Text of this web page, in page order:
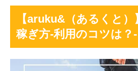
【aruku&（あるくと）
稼ぎ方-利用のコツは？-